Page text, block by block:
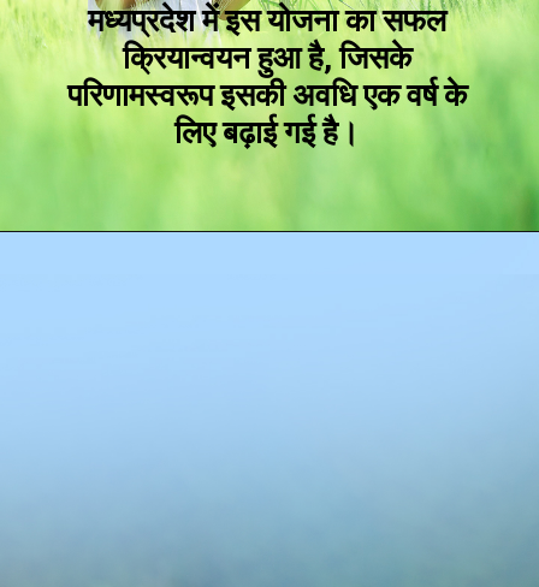
मध्यप्रदेश में इस योजना का सफल
क्रियान्वयन हुआ है, जिसके
परिणामस्वरूप इसकी अवधि एक वर्ष के
लिए बढ़ाई गई है।